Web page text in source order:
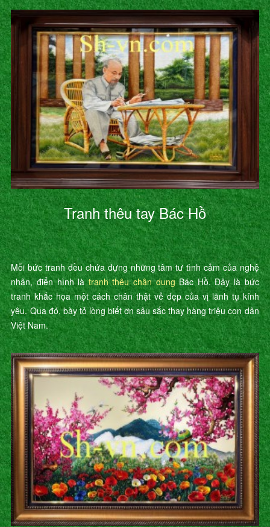
Tranh thêu tay Bác Hồ
Mỗi bức tranh đều chứa đựng những tâm tư tình cảm của nghệ
nhân, điển hình là tranh thêu chân dungBác Hồ. Đây là bức
tranh khắc họa một cách chân thật vẻ đẹp của vị lãnh tụ kính
yêu. Qua đó, bày tỏ lòng biết ơn sâu sắc thay hàng triệu con dân
Việt Nam.